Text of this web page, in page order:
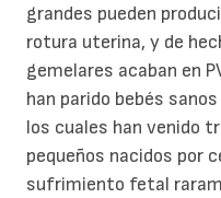
grandes pueden
rotura uterina, y de
gemelares acaban en
han parido bebés
los cuales han venido
pequeños nacidos por
sufrimiento fetal